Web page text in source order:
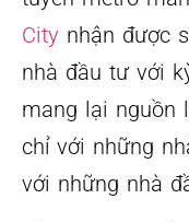
City nhận được
nhà đầu tư với
mang lại nguồn
chỉ với những
với những nhà